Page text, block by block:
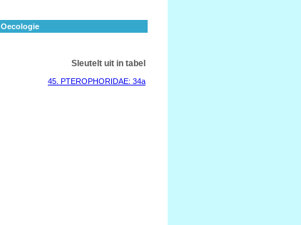
Oecologie
Sleutelt uit in tabel
45. PTEROPHORIDAE: 34a